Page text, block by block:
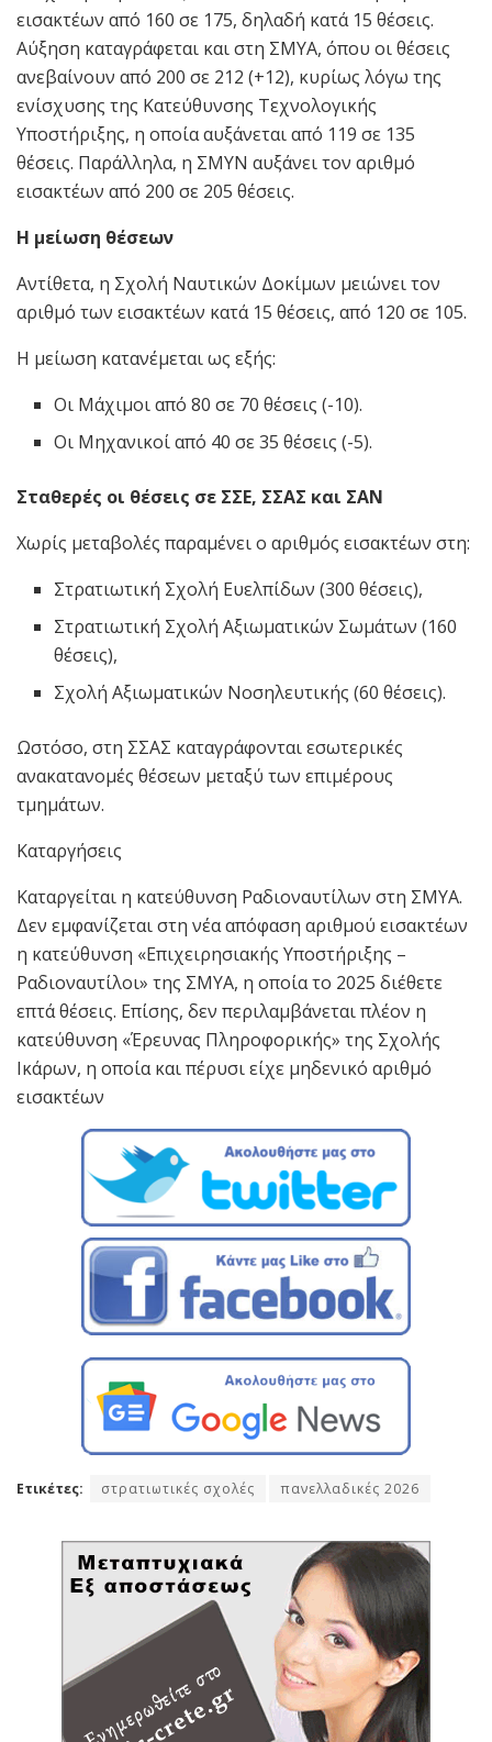
εισακτέων από 160 σε 175, δηλαδή κατά 15 θέσεις.
Αύξηση καταγράφεται και στη ΣΜΥΑ, όπου οι θέσεις
ανεβαίνουν από 200 σε 212 (+12), κυρίως λόγω της
ενίσχυσης της Κατεύθυνσης Τεχνολογικής
Υποστήριξης, η οποία αυξάνεται από 119 σε 135
θέσεις. Παράλληλα, η ΣΜΥΝ αυξάνει τον αριθμό
εισακτέων από 200 σε 205 θέσεις.
Η μείωση θέσεων
Αντίθετα, η Σχολή Ναυτικών Δοκίμων μειώνει τον
αριθμό των εισακτέων κατά 15 θέσεις, από 120 σε 105.
Η μείωση κατανέμεται ως εξής:
Οι Μάχιμοι από 80 σε 70 θέσεις (-10).
Οι Μηχανικοί από 40 σε 35 θέσεις (-5).
Σταθερές οι θέσεις σε ΣΣΕ, ΣΣΑΣ και ΣΑΝ
Χωρίς μεταβολές παραμένει ο αριθμός εισακτέων στη:
Στρατιωτική Σχολή Ευελπίδων (300 θέσεις),
Στρατιωτική Σχολή Αξιωματικών Σωμάτων (160
θέσεις),
Σχολή Αξιωματικών Νοσηλευτικής (60 θέσεις).
Ωστόσο, στη ΣΣΑΣ καταγράφονται εσωτερικές
ανακατανομές θέσεων μεταξύ των επιμέρους
τμημάτων.
Καταργήσεις
Καταργείται η κατεύθυνση Ραδιοναυτίλων στη ΣΜΥΑ.
Δεν εμφανίζεται στη νέα απόφαση αριθμού εισακτέων
η κατεύθυνση «Επιχειρησιακής Υποστήριξης –
Ραδιοναυτίλοι» της ΣΜΥΑ, η οποία το 2025 διέθετε
επτά θέσεις. Επίσης, δεν περιλαμβάνεται πλέον η
κατεύθυνση «Έρευνας Πληροφορικής» της Σχολής
Ικάρων, η οποία και πέρυσι είχε μηδενικό αριθμό
εισακτέων
Ετικέτες: στρατιωτικές σχολές πανελλαδικές 2026